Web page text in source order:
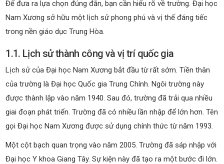
Để đưa ra lựa chọn đúng đắn, bạn cần hiểu rõ về trường. Đại học
Nam Xương sở hữu một lịch sử phong phú và vị thế đáng tiếc
trong nền giáo dục Trung Hòa.
1.1. Lịch sử thành công và vị trí quốc gia
Lịch sử của Đại học Nam Xương bắt đầu từ rất sớm. Tiền thân
của trường là Đại học Quốc gia Trung Chính. Ngôi trường này
được thành lập vào năm 1940. Sau đó, trường đã trải qua nhiều
giai đoạn phát triển. Trường đã có nhiều lần nhập để lớn hơn. Tên
gọi Đại học Nam Xương được sử dụng chính thức từ năm 1993.
Một cột bạch quan trọng vào năm 2005. Trường đã sáp nhập với
Đại học Y khoa Giang Tây. Sự kiện này đã tạo ra một bước đi lớn.